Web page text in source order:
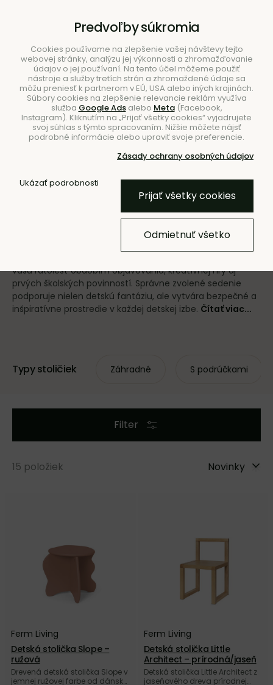
Hľadať
Úvod Nábytok
Detské stoličky
vašu ratolesť obdobím objavovania, kreatívnej hry aj
prvých školských povinností. Správne zvolené sedenie
podporuje nielen detskú fantáziu, ale vytvára bezpečné a
inšpiratívne prostredie v každej detskej izbe. Čítať viac...
Typy stoličiek Záhradné S podrúčkami
Filter
15 položiek Novinky
Ferm Living
Detská stolička Slope –
ružová
Drevená detská stolička Slope v
jemnej ružovej farbe od dánskej
Ferm Living
Detská stolička Little
Architect – prírodná/jaseň
Detská stolička Little Architect z
jaseňového dreva prírodnej
Predvoľby súkromia
Cookies používame na zlepšenie vašej návštevy tejto
webovej stránky, analýzu jej výkonnosti a zhromažďovanie
údajov o jej používaní. Na tento účel môžeme použiť
nástroje a služby tretích strán a zhromaždené údaje sa
môžu preniesť k partnerom v EÚ, USA alebo iných krajinách.
Súbory cookies na zlepšenie relevancie reklám využíva
služba Google Adsalebo Meta(Facebook,
Instagram). Kliknutím na „Prijať všetky cookies“ vyjadrujete
svoj súhlas s týmto spracovaním. Nižšie môžete nájsť
podrobné informácie alebo upraviť svoje preferencie.
Zásady ochrany osobných údajov
Ukázať podrobnosti
Prijať všetky cookies
Odmietnuť všetko